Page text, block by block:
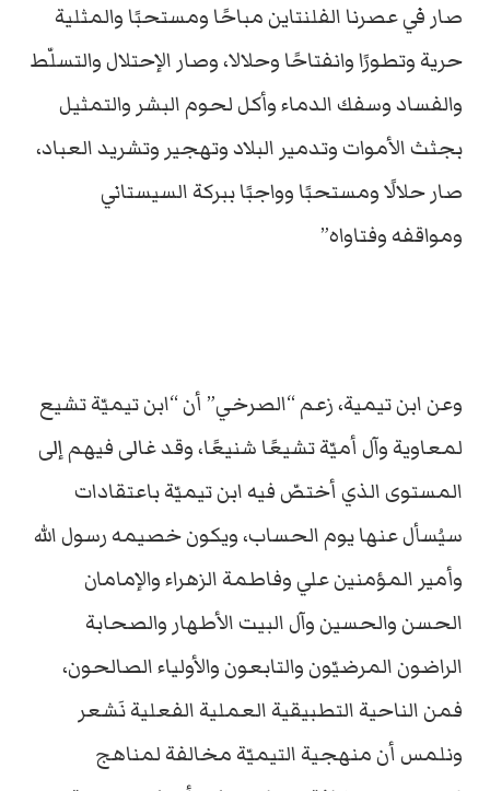
صار في عصرنا الفلنتاين مباحًا ومستحبًا والمثلية
حرية وتطورًا وانفتاحًا وحلالا، وصار الإحتلال والتسلّط
والفساد وسفك الدماء وأكل لحوم البشر والتمثيل
بجثث الأموات وتدمير البلاد وتهجير وتشريد العباد،
صار حلالًا ومستحبًا وواجبًا ببركة السيستاني
ومواقفه وفتاواه”
وعن ابن تيمية، زعم “الصرخي” أن “ابن تيميّة تشيع
لمعاوية وآل أميّة تشيعًا شنيعًا، وقد غالى فيهم إلى
المستوى الذي أختصّ فيه ابن تيميّة باعتقادات
سيُسأل عنها يوم الحساب، ويكون خصيمه رسول الله
وأمير المؤمنين علي وفاطمة الزهراء والإمامان
الحسن والحسين وآل البيت الأطهار والصحابة
الراضون المرضيّون والتابعون والأولياء الصالحون،
فمن الناحية التطبيقية العملية الفعلية نَشعر
ونلمس أن منهجية التيميّة مخالفة لمناهج